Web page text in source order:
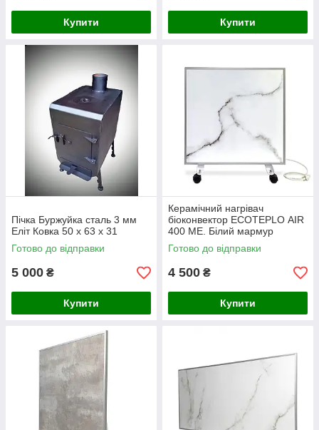
Купити Купити
Пічка Буржуйка сталь 3 мм
Еліт Ковка 50 х 63 х 31
Готово до відправки
5 000 ₴
Купити
Керамічний нагрівач
біоконвектор ECOTEPLO AIR
400 ME. Білий мармур
Готово до відправки
4 500 ₴
Купити